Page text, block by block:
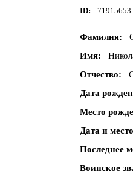
ID 71915653
Фамилия
Имя
Отчество
Дата
Место
Дата и
Последнее
Воинское